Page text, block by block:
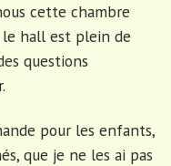
cette chambre
le hall est plein de
questions
pour les enfants,
que je ne les ai pas